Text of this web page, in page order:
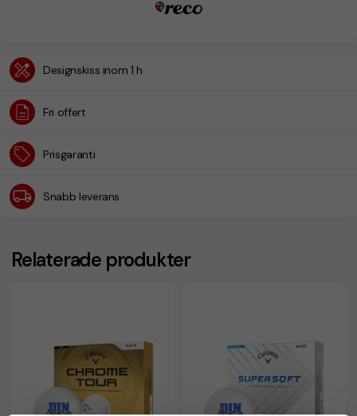
Designskiss inom 1 h
Fri offert
Prisgaranti
Snabb leverans
Relaterade produkter